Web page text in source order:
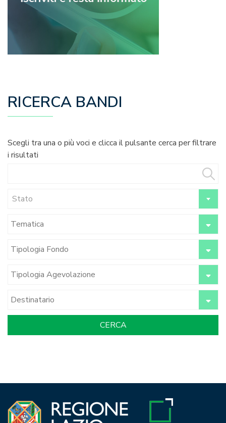
RICERCA BANDI
Scegli tra una o più voci e clicca il pulsante cerca per filtrare
i risultati
Stato